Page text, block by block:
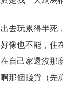
出去玩累得半死
好像也不能，住
在自己家還沒那
啊那個賤貨（先